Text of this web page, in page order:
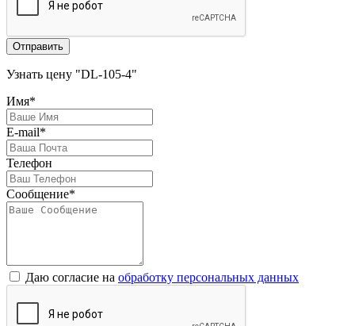
Отправить
Узнать цену "DL-105-4"
Имя*
E-mail*
Телефон
Сообщение*
Даю согласие на обработку персональных данных